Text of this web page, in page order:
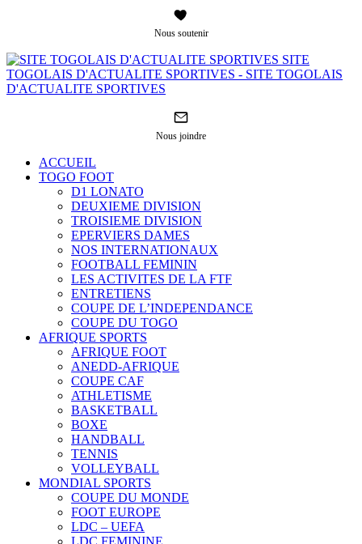
Nous soutenir
SITE
TOGOLAIS D'ACTUALITE SPORTIVES - SITE TOGOLAIS
D'ACTUALITE SPORTIVES
Nous joindre
ACCUEIL
TOGO FOOT
D1 LONATO
DEUXIEME DIVISION
TROISIEME DIVISION
EPERVIERS DAMES
NOS INTERNATIONAUX
FOOTBALL FEMININ
LES ACTIVITES DE LA FTF
ENTRETIENS
COUPE DE L’INDEPENDANCE
COUPE DU TOGO
AFRIQUE SPORTS
AFRIQUE FOOT
ANEDD-AFRIQUE
COUPE CAF
ATHLETISME
BASKETBALL
BOXE
HANDBALL
TENNIS
VOLLEYBALL
MONDIAL SPORTS
COUPE DU MONDE
FOOT EUROPE
LDC – UEFA
LDC FEMININE